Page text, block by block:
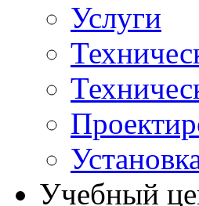
Услуги
Учебный